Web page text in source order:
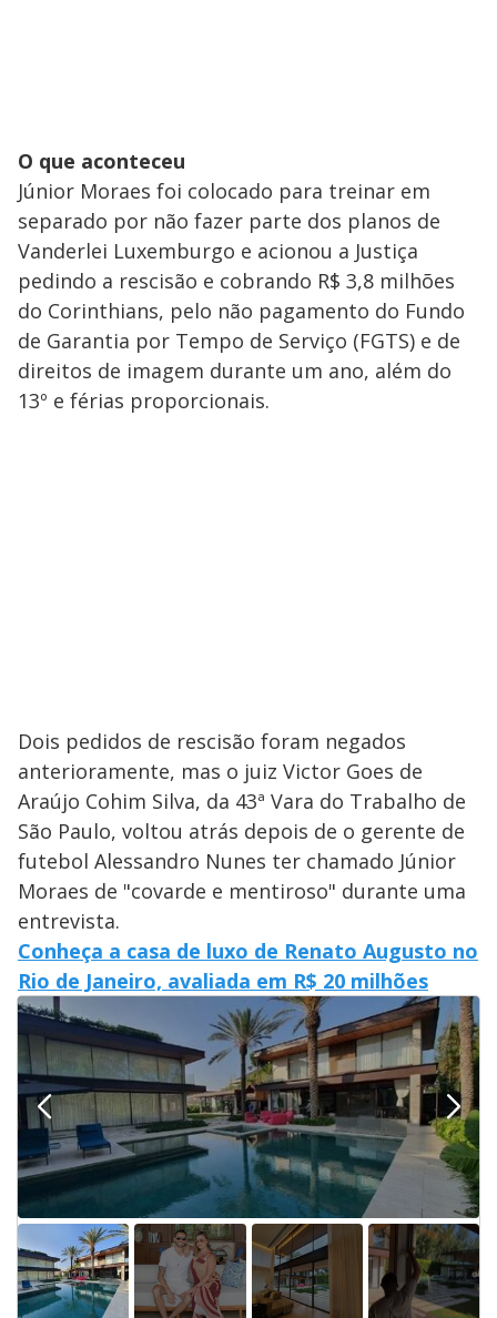
O que aconteceu
Júnior Moraes foi colocado para treinar em
separado por não fazer parte dos planos de
Vanderlei Luxemburgo e acionou a Justiça
pedindo a rescisão e cobrando R$ 3,8 milhões
do Corinthians, pelo não pagamento do Fundo
de Garantia por Tempo de Serviço (FGTS) e de
direitos de imagem durante um ano, além do
13º e férias proporcionais.
Dois pedidos de rescisão foram negados
anterioramente, mas o juiz Victor Goes de
Araújo Cohim Silva, da 43ª Vara do Trabalho de
São Paulo, voltou atrás depois de o gerente de
futebol Alessandro Nunes ter chamado Júnior
Moraes de "covarde e mentiroso" durante uma
entrevista.
Conheça a casa de luxo de Renato Augusto no
Rio de Janeiro, avaliada em R$ 20 milhões